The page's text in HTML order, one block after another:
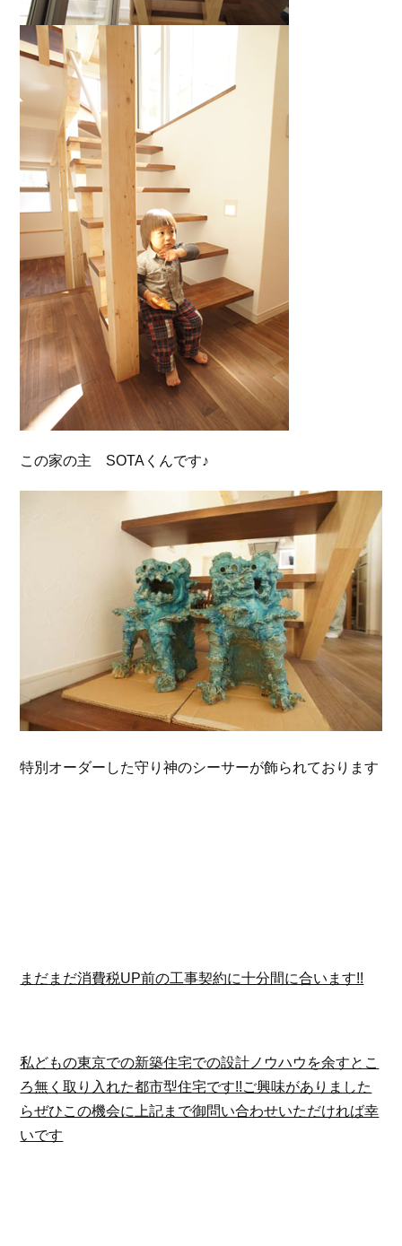
この家の主 SOTAくんです♪
特別オーダーした守り神のシーサーが飾られております
まだまだ消費税UP前の工事契約に十分間に合います!!
私どもの東京での新築住宅での設計ノウハウを余すとこ
ろ無く取り入れた都市型住宅です!!ご興味がありました
らぜひこの機会に上記まで御問い合わせいただければ幸
いです